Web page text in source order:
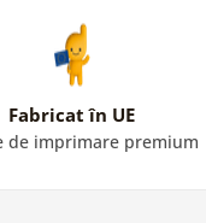
Fabricat în UE
de imprimare premium